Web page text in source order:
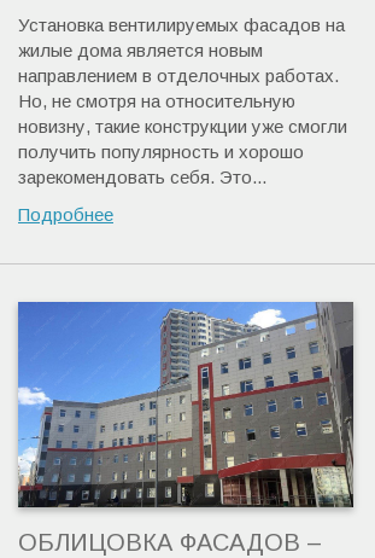
Установка вентилируемых фасадов на
жилые дома является новым
направлением в отделочных работах.
Но, не смотря на относительную
новизну, такие конструкции уже смогли
получить популярность и хорошо
зарекомендовать себя. Это...
Подробнее
ОБЛИЦОВКА ФАСАДОВ –